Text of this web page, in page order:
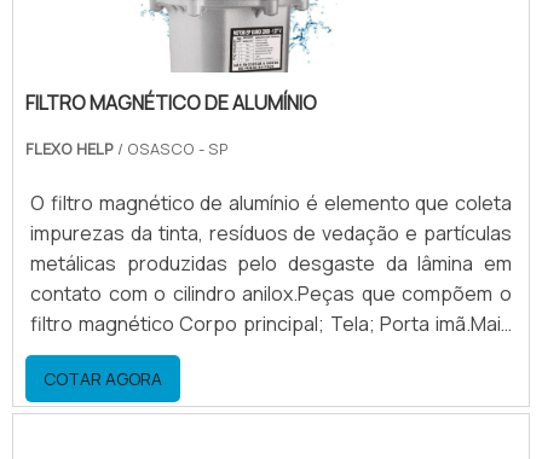
FILTRO MAGNÉTICO DE ALUMÍNIO
FLEXO HELP / OSASCO - SP
O filtro magnético de alumínio é elemento que coleta
impurezas da tinta, resíduos de vedação e partículas
metálicas produzidas pelo desgaste da lâmina em
contato com o cilindro anilox.Peças que compõem o
filtro magnético Corpo principal; Tela; Porta imã.Mais
sobre a importância do uso do filtro magnético de
alumínioO filtro melhora a qualidade de impressão
devido a tinta não conter impurezas. Ele evita que
COTAR AGORA